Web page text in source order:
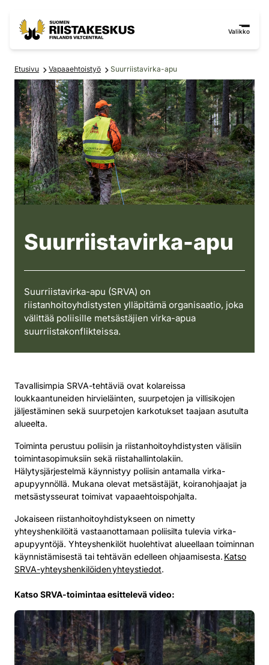
Valikko
Etusivu Vapaaehtoistyö Suurriistavirka-apu
Suurriistavirka-apu
Suurriistavirka-apu (SRVA) on
riistanhoitoyhdistysten ylläpitämä organisaatio, joka
välittää poliisille metsästäjien virka-apua
suurriistakonflikteissa.
huomioliiveihin pukeutunut
Tavallisimpia SRVA-tehtäviä ovat kolareissa
loukkaantuneiden hirvieläinten, suurpetojen ja villisikojen
jäljestäminen sekä suurpetojen karkotukset taajaan asutulta
alueelta.
Toiminta perustuu poliisin ja riistanhoitoyhdistysten välisiin
toimintasopimuksiin sekä riistahallintolakiin.
Hälytysjärjestelmä käynnistyy poliisin antamalla virka-
apupyynnöllä. Mukana olevat metsästäjät, koiranohjaajat ja
metsästysseurat toimivat vapaaehtoispohjalta.
Jokaiseen riistanhoitoyhdistykseen on nimetty
yhteyshenkilöitä vastaanottamaan poliisilta tulevia virka-
apupyyntöjä. Yhteyshenkilöt huolehtivat alueellaan toiminnan
käynnistämisestä tai tehtävän edelleen ohjaamisesta. Katso
SRVA-yhteyshenkilöiden yhteystiedot.
Katso SRVA-toimintaa esittelevä video: